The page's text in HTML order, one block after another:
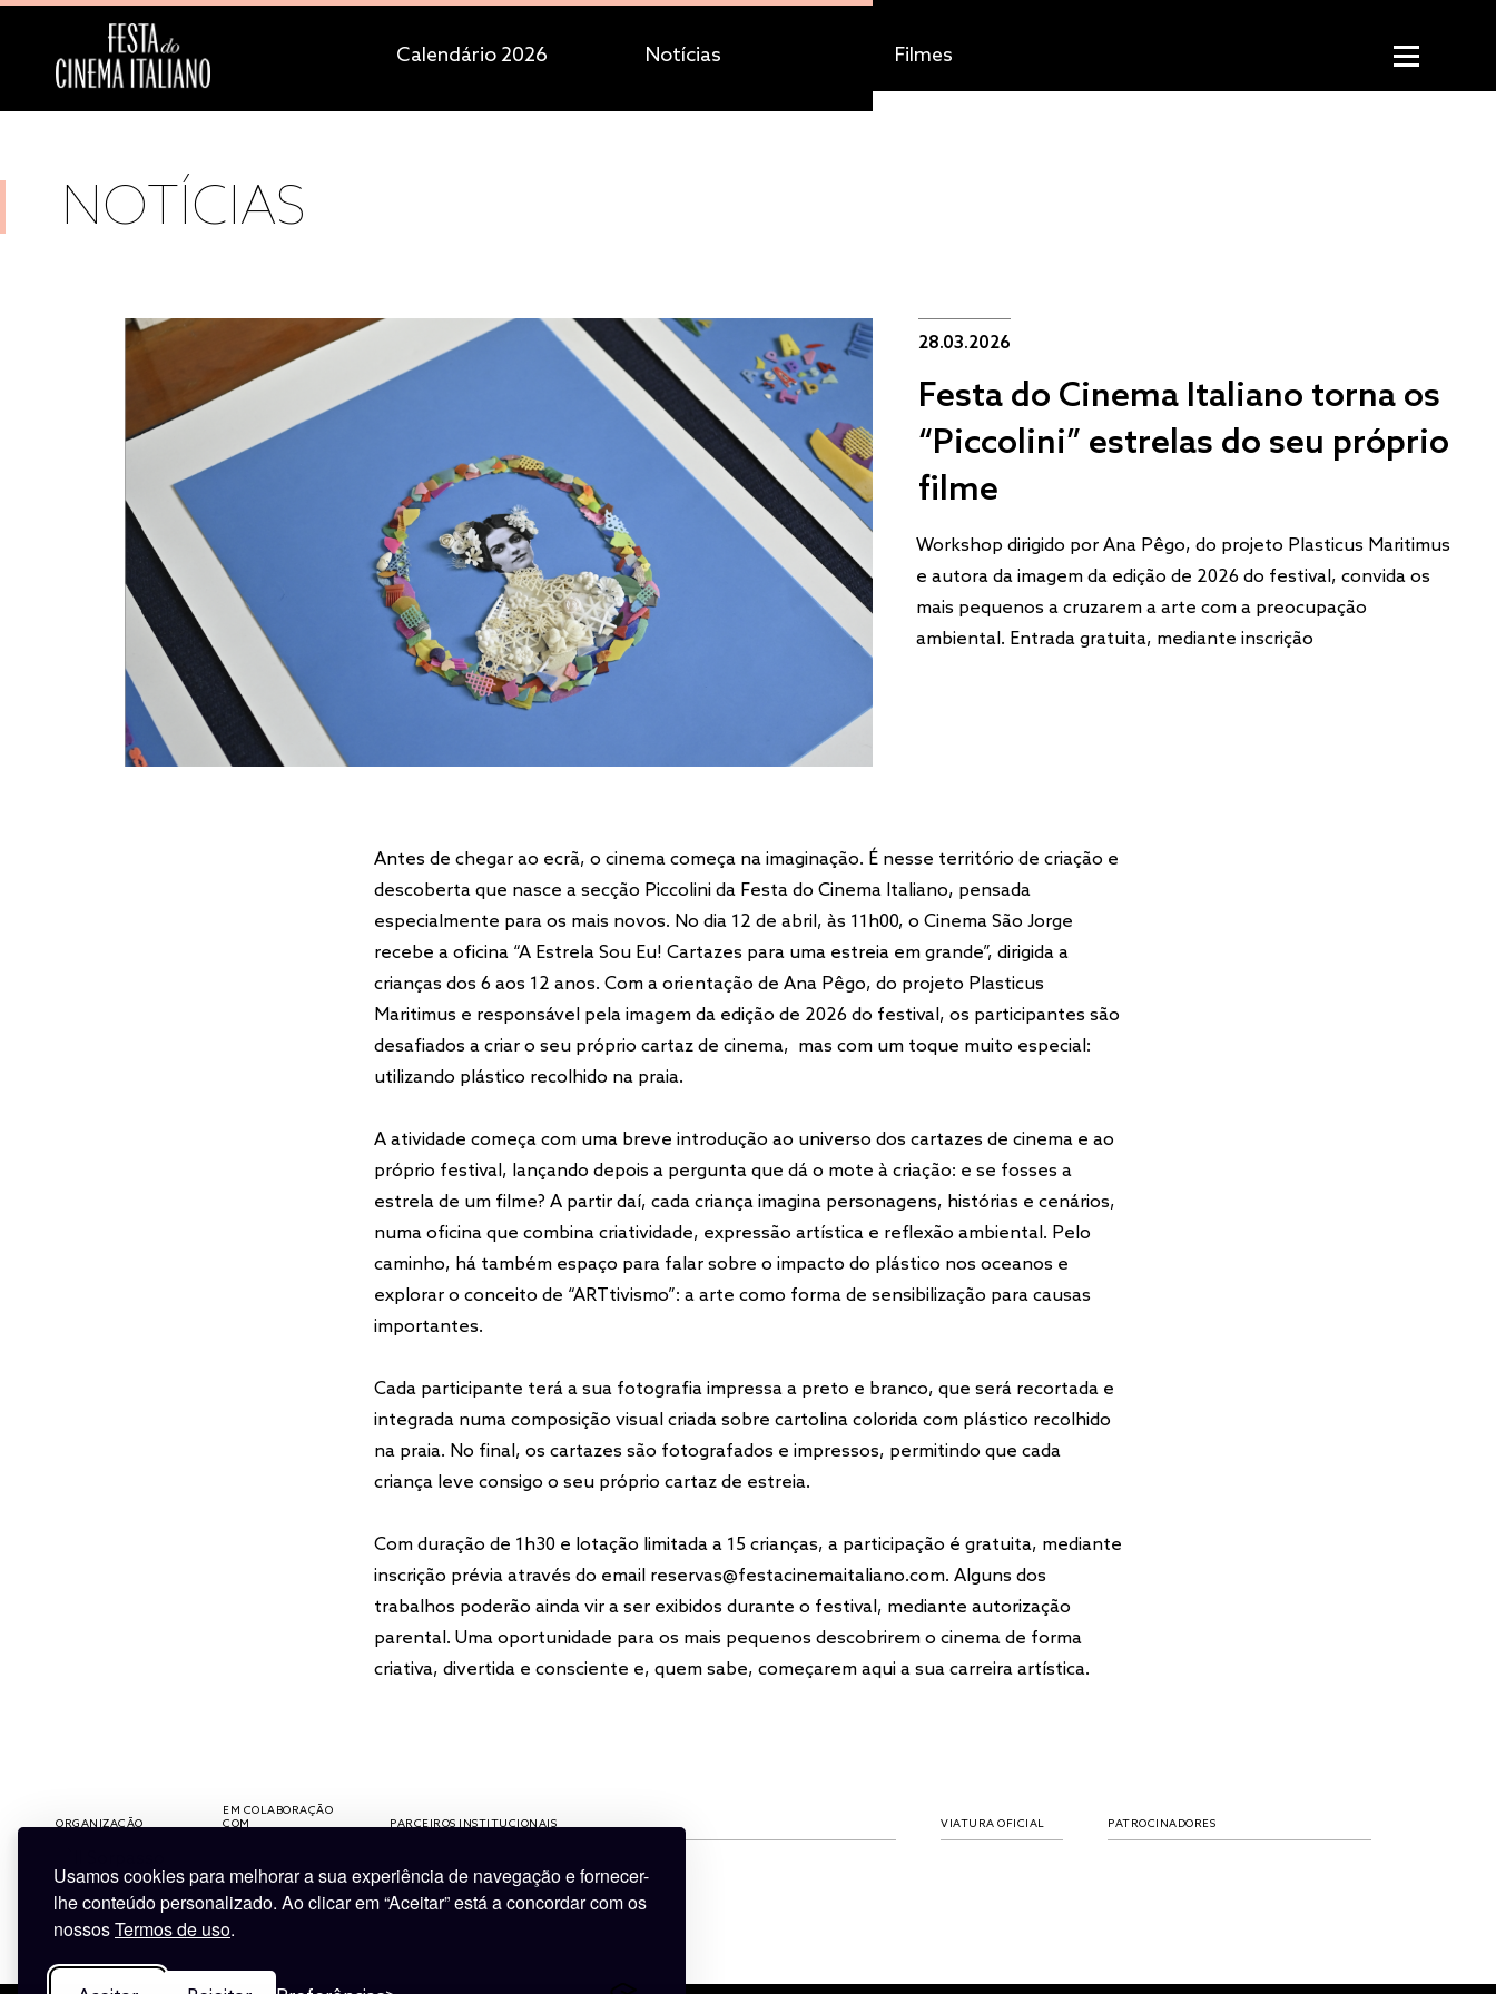
Usamos cookies para melhorar a sua experiência de navegação e fornecer-
lhe conteúdo personalizado. Ao clicar em “Aceitar” está a concordar com os
nossosTermos de uso.
Calendário 2026 Notícias Filmes
NOTÍCIAS
28.03.2026
Festa do Cinema Italiano torna os
“Piccolini” estrelas do seu próprio
filme
Workshop dirigido por Ana Pêgo, do projeto Plasticus Maritimus
e autora da imagem da edição de 2026 do festival, convida os
mais pequenos a cruzarem a arte com a preocupação
ambiental. Entrada gratuita, mediante inscrição
Antes de chegar ao ecrã, o cinema começa na imaginação. É nesse território de criação e
descoberta que nasce a secção Piccolini da Festa do Cinema Italiano, pensada
especialmente para os mais novos. No dia 12 de abril, às 11h00, o Cinema São Jorge
recebe a oficina “A Estrela Sou Eu! Cartazes para uma estreia em grande”, dirigida a
crianças dos 6 aos 12 anos. Com a orientação de Ana Pêgo, do projeto Plasticus
Maritimus e responsável pela imagem da edição de 2026 do festival, os participantes são
desafiados a criar o seu próprio cartaz de cinema, mas com um toque muito especial:
utilizando plástico recolhido na praia.
A atividade começa com uma breve introdução ao universo dos cartazes de cinema e ao
próprio festival, lançando depois a pergunta que dá o mote à criação: e se fosses a
estrela de um filme? A partir daí, cada criança imagina personagens, histórias e cenários,
numa oficina que combina criatividade, expressão artística e reflexão ambiental. Pelo
caminho, há também espaço para falar sobre o impacto do plástico nos oceanos e
explorar o conceito de “ARTtivismo”: a arte como forma de sensibilização para causas
importantes.
Cada participante terá a sua fotografia impressa a preto e branco, que será recortada e
integrada numa composição visual criada sobre cartolina colorida com plástico recolhido
na praia. No final, os cartazes são fotografados e impressos, permitindo que cada
criança leve consigo o seu próprio cartaz de estreia.
Com duração de 1h30 e lotação limitada a 15 crianças, a participação é gratuita, mediante
inscrição prévia através do email reservas@festacinemaitaliano.com. Alguns dos
trabalhos poderão ainda vir a ser exibidos durante o festival, mediante autorização
parental. Uma oportunidade para os mais pequenos descobrirem o cinema de forma
criativa, divertida e consciente e, quem sabe, começarem aqui a sua carreira artística.
COM
PARCEIROS INSTITUCIONAIS PATROCINADORES